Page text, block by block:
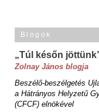
Blogok
„Túl későn
Zolnay János blogja
Beszélő-beszélgetés
a Hátrányos Helyzetű
(CFCF) elnökével